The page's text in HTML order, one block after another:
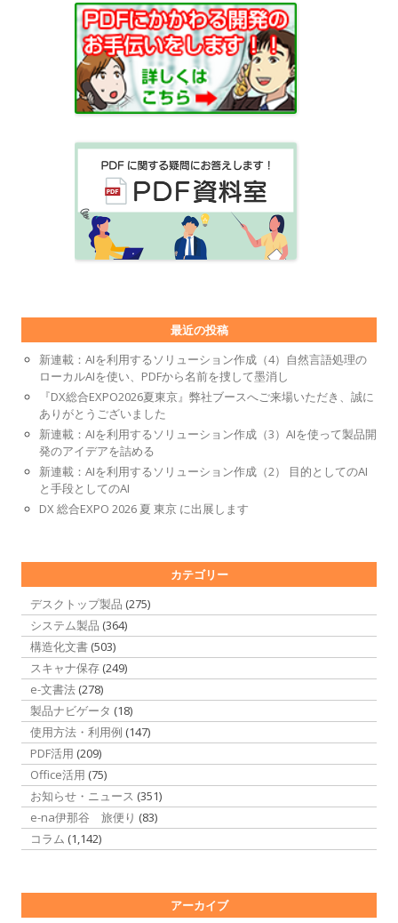
最近の投稿
新連載：AIを利用するソリューション作成（4）自然言語処理の
ローカルAIを使い、PDFから名前を捜して墨消し
『DX総合EXPO2026夏東京』弊社ブースへご来場いただき、誠に
ありがとうございました
新連載：AIを利用するソリューション作成（3）AIを使って製品開
発のアイデアを詰める
新連載：AIを利用するソリューション作成（2） 目的としてのAI
と手段としてのAI
DX 総合EXPO 2026 夏 東京 に出展します
カテゴリー
デスクトップ製品 (275)
システム製品 (364)
構造化文書 (503)
スキャナ保存 (249)
e-文書法 (278)
製品ナビゲータ (18)
使用方法・利用例 (147)
PDF活用 (209)
Office活用 (75)
お知らせ・ニュース (351)
e-na伊那谷 旅便り (83)
コラム (1,142)
アーカイブ